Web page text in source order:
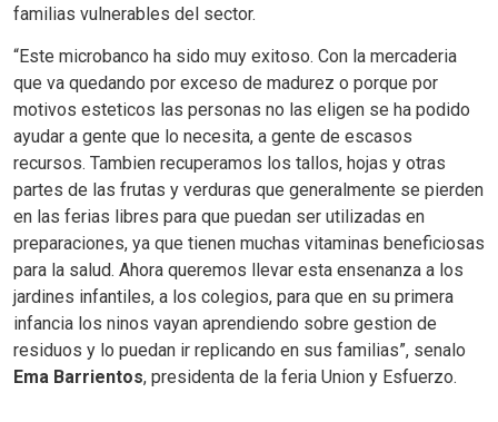
familias vulnerables del sector.
“Este microbanco ha sido muy exitoso. Con la mercaderia
que va quedando por exceso de madurez o porque por
motivos esteticos las personas no las eligen se ha podido
ayudar a gente que lo necesita, a gente de escasos
recursos. Tambien recuperamos los tallos, hojas y otras
partes de las frutas y verduras que generalmente se pierden
en las ferias libres para que puedan ser utilizadas en
preparaciones, ya que tienen muchas vitaminas beneficiosas
para la salud. Ahora queremos llevar esta ensenanza a los
jardines infantiles, a los colegios, para que en su primera
infancia los ninos vayan aprendiendo sobre gestion de
residuos y lo puedan ir replicando en sus familias”, senalo
Ema Barrientos, presidenta de la feria Union y Esfuerzo.